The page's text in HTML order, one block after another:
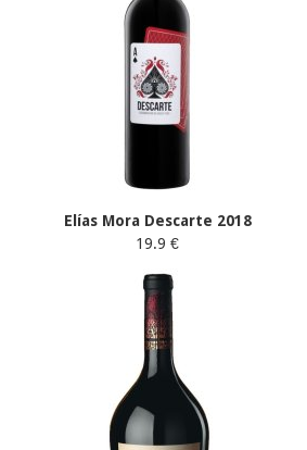
Elías Mora Descarte 2018
19.9 €